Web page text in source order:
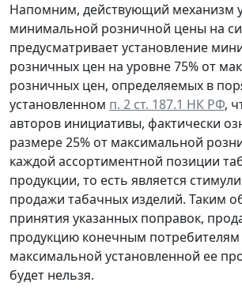
Напомним, действующий механизм
минимальной розничной цены на
предусматривает установление
розничных цен на уровне 75% от
розничных цен, определяемых в
установленном п. 2 ст. 187.1 НК РФ,
авторов инициативы, фактически
размере 25% от максимальной
каждой ассортиментной позиции
продукции, то есть является
продажи табачных изделий. Таким
принятия указанных поправок,
продукцию конечным
максимальной установленной ее
будет нельзя.